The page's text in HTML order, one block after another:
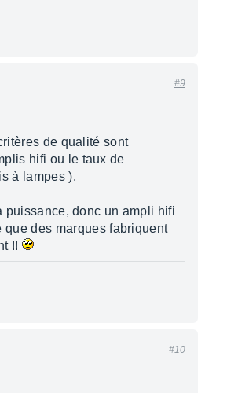
#9
de qualité sont
hifi ou le taux de
à lampes ).
puissance, donc un ampli hifi
des marques fabriquent
!!
#10